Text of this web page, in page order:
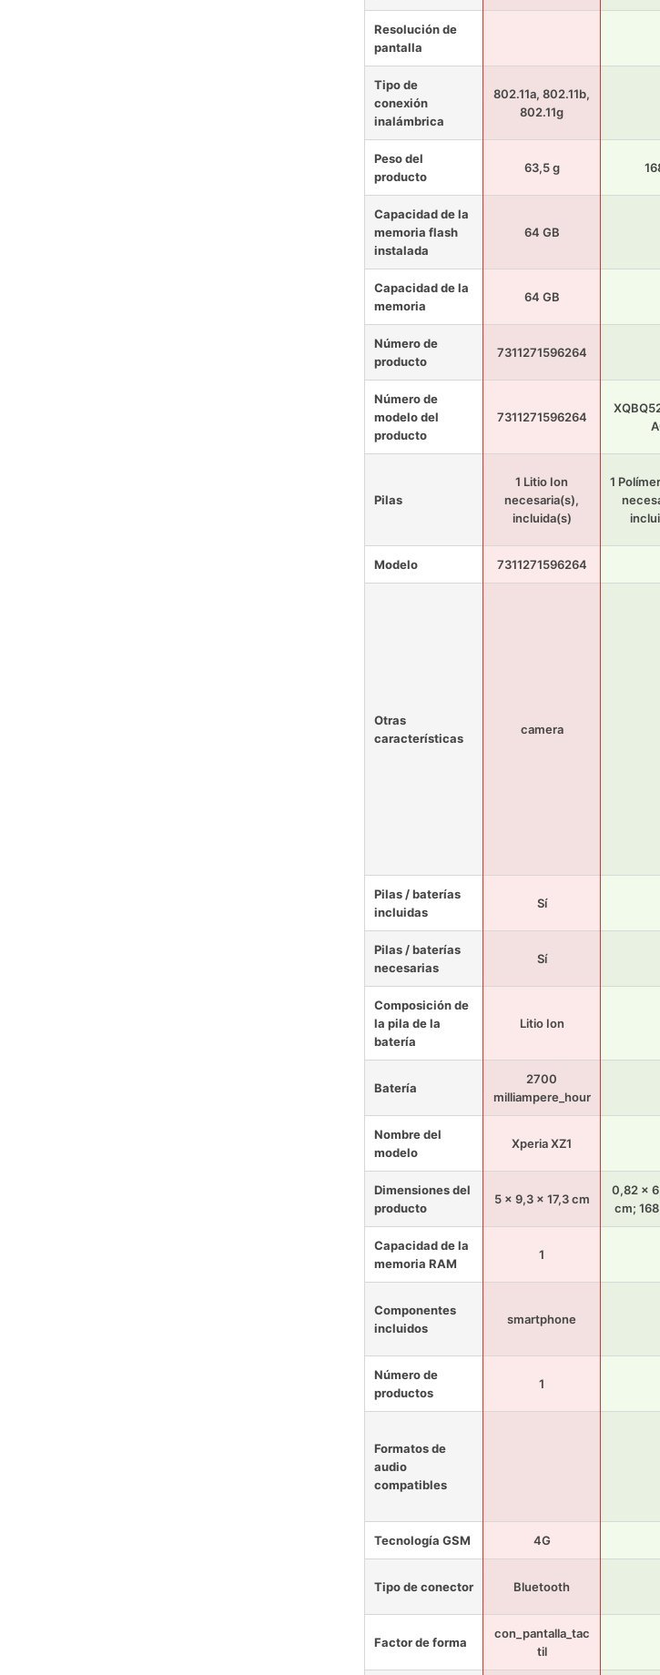
Resolución de
pantalla
Tipo de
conexión
inalámbrica
802.11a, 802.11b,
802.11g
Peso del
producto
63,5 g
Capacidad de la
memoria flash
instalada
64 GB
Capacidad de la
memoria
64 GB
Número de
producto
7311271596264
Número de
modelo del
producto
7311271596264
Pilas
1 Litio Ion
necesaria(s),
incluida(s)
1
Modelo 7311271596264
Otras
características
camera
Pilas / baterías
incluidas
Sí
Pilas / baterías
necesarias
Sí
Composición de
la pila de la
batería
Litio Ion
Batería
2700
milliampere_hour
Nombre del
modelo
Xperia XZ1
Dimensiones del
producto
5 x 9,3 x 17,3 cm
0,82 x
cm;
Capacidad de la
memoria RAM
1
Componentes
incluidos
smartphone
Número de
productos
1
Formatos de
audio
compatibles
Tecnología GSM 4G
Tipo de conector Bluetooth
Factor de forma
con_pantalla_tac
til